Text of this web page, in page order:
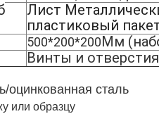
Лист
пластиковый
500*200*200Мм
Винты и
оцинкованная сталь
или образцу